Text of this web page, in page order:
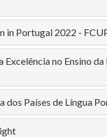
in Portugal 2022 -
no Ensino da
dos Países de Língua